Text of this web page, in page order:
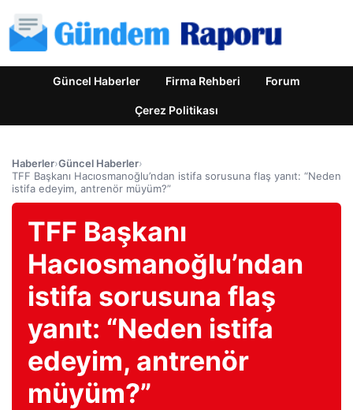
Güncel Haberler Firma Rehberi Forum
Çerez Politikası
Haberler›Güncel Haberler›
TFF Başkanı Hacıosmanoğlu’ndan istifa sorusuna flaş yanıt: “Neden
istifa edeyim, antrenör müyüm?”
TFF Başkanı
Hacıosmanoğlu’ndan
istifa sorusuna flaş
yanıt: “Neden istifa
edeyim, antrenör
müyüm?”